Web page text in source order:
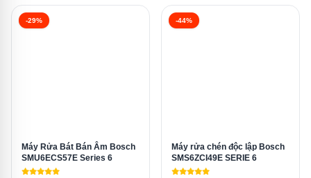
cũng giúp cho việc vệ sinh thiết bị sau khi sử dụng trở
nên dễ dàng hơn.
-29%
Máy Rửa Bát Bán Âm Bosch
SMU6ECS57E Series 6
-44%
Máy rửa chén độc lập Bosch
SMS6ZCI49E SERIE 6